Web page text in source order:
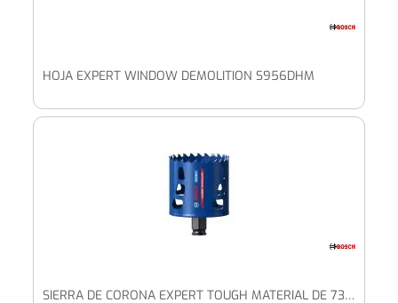
HOJA EXPERT WINDOW DEMOLITION S956DHM
SIERRA DE CORONA EXPERT TOUGH MATERIAL DE 73 X 60 MM